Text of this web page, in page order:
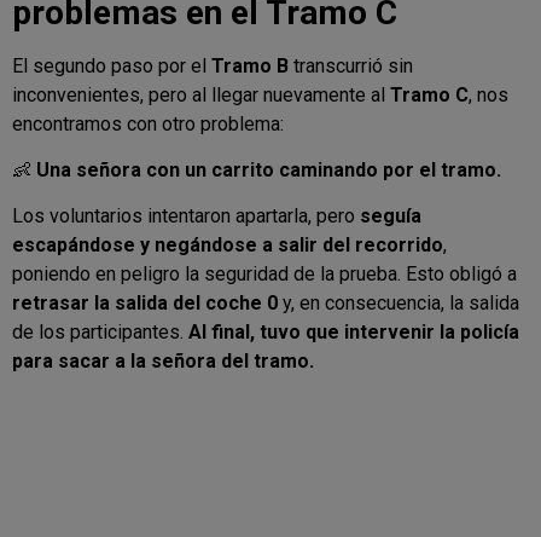
problemas en el Tramo C
El segundo paso por el Tramo B transcurrió sin
inconvenientes, pero al llegar nuevamente al Tramo C, nos
encontramos con otro problema:
👶 Una señora con un carrito caminando por el tramo.
Los voluntarios intentaron apartarla, pero seguía
escapándose y negándose a salir del recorrido,
poniendo en peligro la seguridad de la prueba. Esto obligó a
retrasar la salida del coche 0 y, en consecuencia, la salida
de los participantes. Al final, tuvo que intervenir la policía
para sacar a la señora del tramo.